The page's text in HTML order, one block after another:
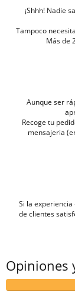
¡Shhh! Nadie
Tampoco
Más de
Aunque ser
Recoge tu
mensajeria
Si la
de clientes
Opiniones